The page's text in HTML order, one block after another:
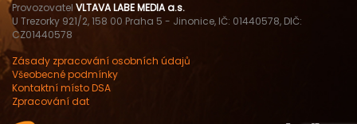
Provozovatel VLTAVA LABE MEDIA a.s.
U Trezorky 921/2, 158 00 Praha 5 - Jinonice, IČ: 01440578, DIČ:
CZ01440578
Zásady zpracování osobních údajů
Všeobecné podmínky
Kontaktní místo DSA
Zpracování dat